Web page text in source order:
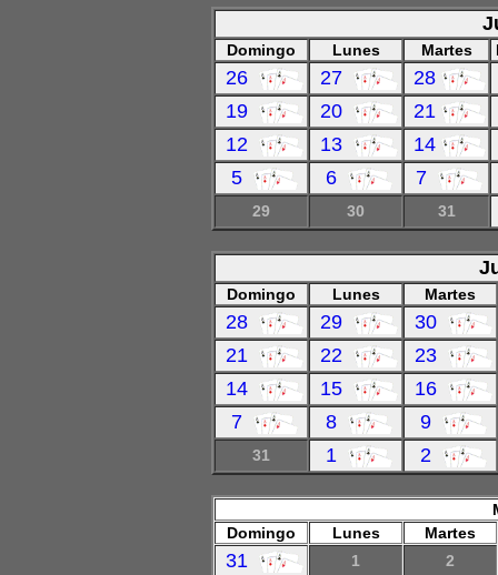
Domingo Lunes Martes
26 27 28
19
20 21
12
13 14
5
6 7
29 30 31
Domingo Lunes Martes
28 29
30
21
22
23
14
15
16
7
8 9
31 1 2
Domingo
Lunes Martes
31 1 2